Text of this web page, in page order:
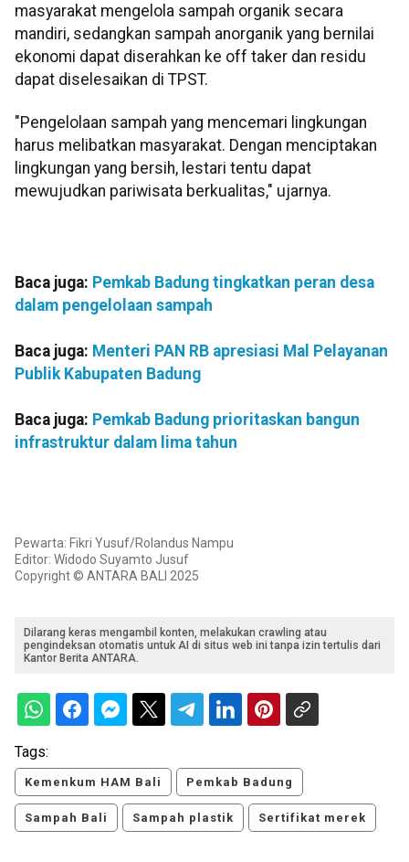
masyarakat mengelola sampah organik secara
mandiri, sedangkan sampah anorganik yang bernilai
ekonomi dapat diserahkan ke off taker dan residu
dapat diselesaikan di TPST.
"Pengelolaan sampah yang mencemari lingkungan
harus melibatkan masyarakat. Dengan menciptakan
lingkungan yang bersih, lestari tentu dapat
mewujudkan pariwisata berkualitas," ujarnya.
Baca juga: Pemkab Badung tingkatkan peran desa
dalam pengelolaan sampah
Baca juga: Menteri PAN RB apresiasi Mal Pelayanan
Publik Kabupaten Badung
Baca juga: Pemkab Badung prioritaskan bangun
infrastruktur dalam lima tahun
Pewarta: Fikri Yusuf/Rolandus Nampu
Editor: Widodo Suyamto Jusuf
Copyright © ANTARA BALI 2025
Dilarang keras mengambil konten, melakukan crawling atau
pengindeksan otomatis untuk AI di situs web ini tanpa izin tertulis dari
Kantor Berita ANTARA.
Tags:
Kemenkum HAM Bali Pemkab Badung
Sampah Bali Sampah plastik Sertifikat merek